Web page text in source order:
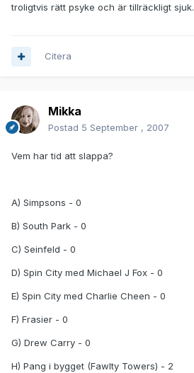
troligtvis rätt psyke och är tillräckligt sjuk.
Citera
Mikka
Postad 5 September , 2007
Vem har tid att slappa?
A) Simpsons - 0
B) South Park - 0
C) Seinfeld - 0
D) Spin City med Michael J Fox - 0
E) Spin City med Charlie Cheen - 0
F) Frasier - 0
G) Drew Carry - 0
H) Pang i bygget (Fawlty Towers) - 2